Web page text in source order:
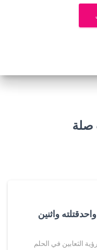
صلة
واثنين
الثعابين في الحلم